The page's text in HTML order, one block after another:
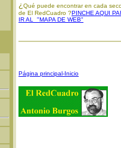
¿ Qué puede encontrar en cada
de El RedCuadro ?PINCHE AQUI
IR AL "MAPA DE WEB"
Página principal-Inicio